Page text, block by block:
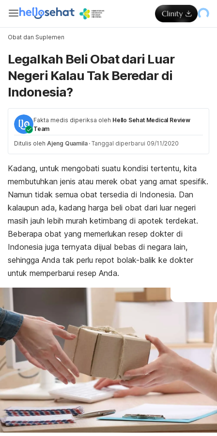
Obat dan Suplemen
Legalkah Beli Obat dari Luar
Negeri Kalau Tak Beredar di
Indonesia?
Fakta medis diperiksa oleh Hello Sehat Medical Review
Team
Ditulis oleh Ajeng Quamila · Tanggal diperbarui 09/11/2020
Kadang, untuk mengobati suatu kondisi tertentu, kita
membutuhkan jenis atau merek obat yang amat spesifik.
Namun tidak semua obat tersedia di Indonesia. Dan
kalaupun ada, kadang harga beli obat dari luar negeri
masih jauh lebih murah ketimbang di apotek terdekat.
Beberapa obat yang memerlukan resep dokter di
Indonesia juga ternyata dijual bebas di negara lain,
sehingga Anda tak perlu repot bolak-balik ke dokter
untuk memperbarui resep Anda.